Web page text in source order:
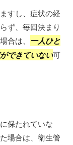
すし、症状の経
ず、毎回決まり
合は、 一人ひと
できていない可
保たれていな
場合は、衛生管